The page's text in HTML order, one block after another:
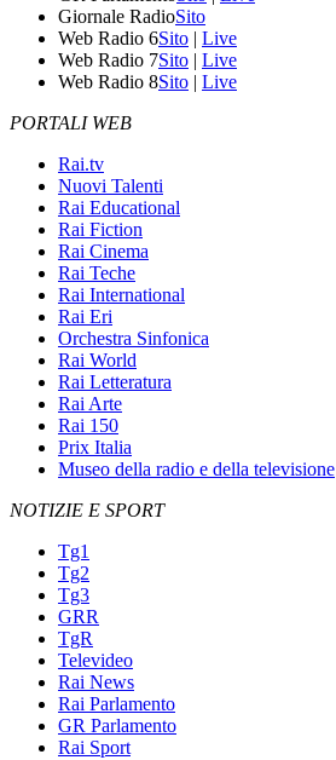
Giornale RadioSito
Web Radio 6Sito | Live
Web Radio 7Sito | Live
Web Radio 8Sito | Live
PORTALI WEB
Rai.tv
Nuovi Talenti
Rai Educational
Rai Fiction
Rai Cinema
Rai Teche
Rai International
Rai Eri
Orchestra Sinfonica
Rai World
Rai Letteratura
Rai Arte
Rai 150
Prix Italia
Museo della radio e della televisione
NOTIZIE E SPORT
Tg1
Tg2
Tg3
GRR
TgR
Televideo
Rai News
Rai Parlamento
GR Parlamento
Rai Sport